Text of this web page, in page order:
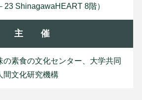
23 ShinagawaHEART 8階）
主 催
素食の文化センター、大学共同
文化研究機構